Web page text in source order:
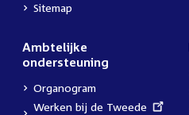
Sitemap
Ambtelijke
ondersteuning
Organogram
External
Werken bij de Tweede